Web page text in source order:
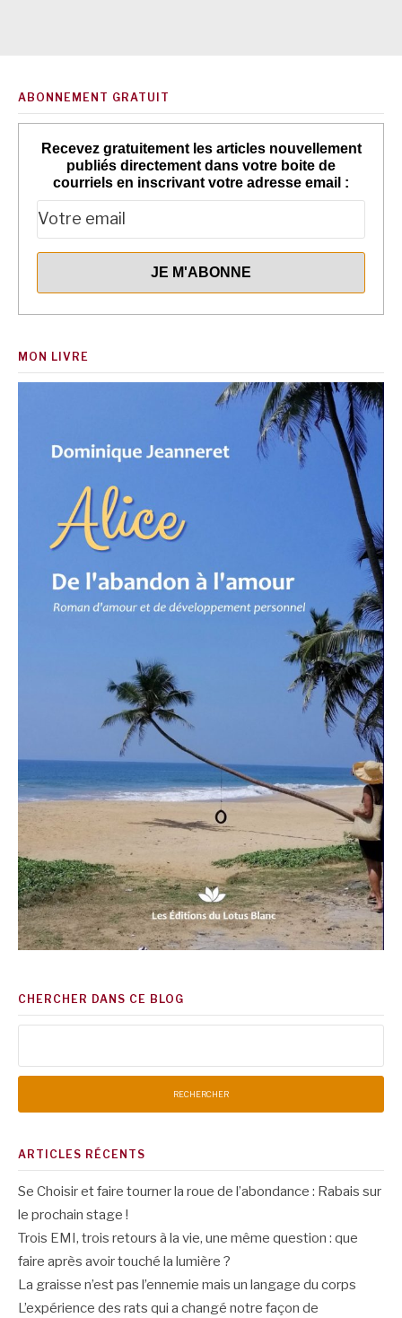
ABONNEMENT GRATUIT
Recevez gratuitement les articles nouvellement
publiés directement dans votre boite de
courriels en inscrivant votre adresse email :
MON LIVRE
CHERCHER DANS CE BLOG
ARTICLES RÉCENTS
Se Choisir et faire tourner la roue de l’abondance : Rabais sur
le prochain stage !
Trois EMI, trois retours à la vie, une même question : que
faire après avoir touché la lumière ?
La graisse n’est pas l’ennemie mais un langage du corps
L’expérience des rats qui a changé notre façon de